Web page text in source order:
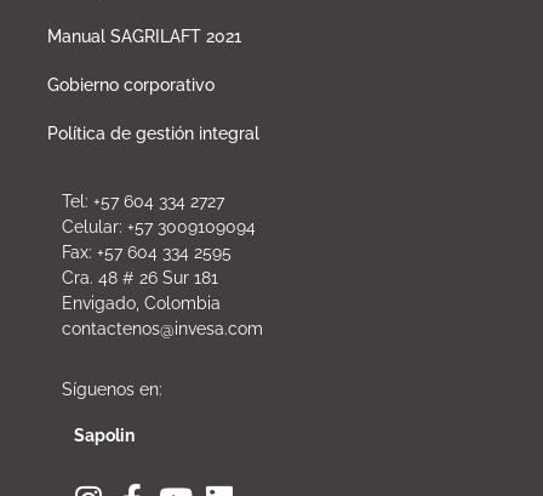
Manual SAGRILAFT 2021
Gobierno corporativo
Política de gestión integral
Tel: +57 604 334 2727
Celular: +57 3009109094
Fax: +57 604 334 2595
Cra. 48 # 26 Sur 181
Envigado, Colombia
contactenos@invesa.com
Síguenos en:
Sapolin